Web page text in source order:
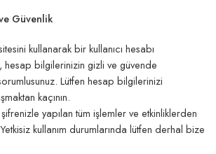
Güvenlik
kullanarak bir kullanıcı hesabı
hesap bilgilerinizin gizli ve güvende
Lütfen hesap bilgilerinizi
kaçının.
şifrenizle yapılan tüm işlemler ve etkinliklerden
kullanım durumlarında lütfen derhal bize